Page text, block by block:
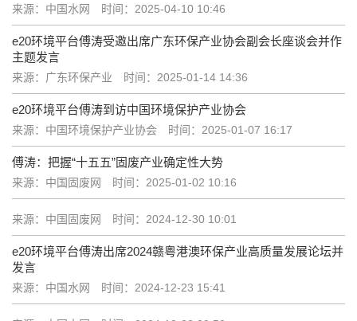
来源：中国水网 时间：2025-04-10 10:46
e20环境平台傅涛受邀出席广东环保产业协会副会长座谈会并作
主题发言
来源：广东环保产业 时间：2025-01-14 14:36
e20环境平台傅涛到访中国环境保护产业协会
来源：中国环境保护产业协会 时间：2025-01-07 16:17
傅涛：把握“十五五”固废产业确定性大势
来源：中国固废网 时间：2025-01-02 10:16
来源：中国固废网 时间：2024-12-30 10:01
e20环境平台傅涛出席2024赣粤港澳环保产业高质量发展论坛并
发言
来源：中国水网 时间：2024-12-23 15:41